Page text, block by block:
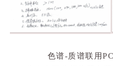
色谱-质谱联用